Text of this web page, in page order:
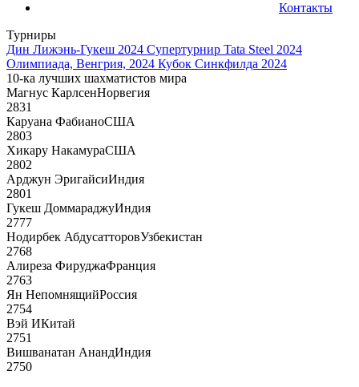
Контакты
Турниры
Дин Лижэнь-Гукеш 2024 Супертурнир Tata Steel 2024
Олимпиада, Венгрия, 2024 Кубок Синкфилда 2024
10-ка лучших шахматистов мира
Магнус КарлсенНорвегия
2831
Каруана ФабианоСША
2803
Хикару НакамураСША
2802
Арджун ЭригайсиИндия
2801
Гукеш ДоммараджуИндия
2777
Нодирбек АбдусатторовУзбекистан
2768
Алиреза ФируджаФранция
2763
Ян НепомнящийРоссия
2754
Вэй ИКитай
2751
Вишванатан АнандИндия
2750